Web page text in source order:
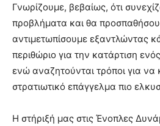
Γνωρίζουμε, βεβαίως, ότι
προβλήματα και θα
αντιμετωπίσουμε εξαντλώντας
περιθώριο για την κατάρτιση
ενώ αναζητούνται τρόποι για να
στρατιωτικό επάγγελμα πιο
Η στήριξή μας στις Ένοπλες